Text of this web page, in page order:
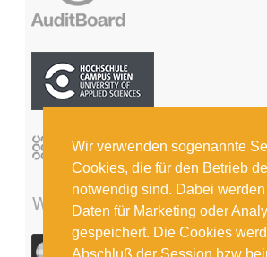
Wir verwenden sogenannte
Cookies, die für den Betrieb
notwendig sind. Dabei
Daten für Marketing oder
gespeichert. Die Cookies